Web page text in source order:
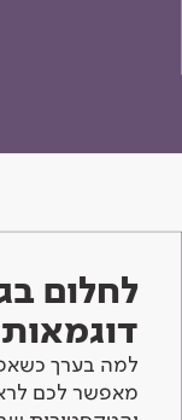
לחלום
למה בערך
מאפשר לכם